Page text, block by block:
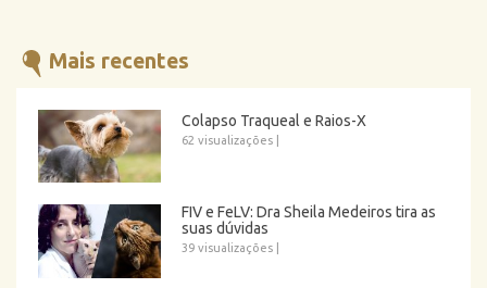
Mais recentes
Colapso Traqueal e Raios-X
62 visualizações
FIV e FeLV: Dra Sheila Medeiros tira as
suas dúvidas
39 visualizações